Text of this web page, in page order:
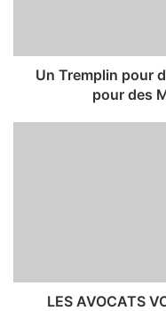
Un Tremplin pour
pour des
LES AVOCATS